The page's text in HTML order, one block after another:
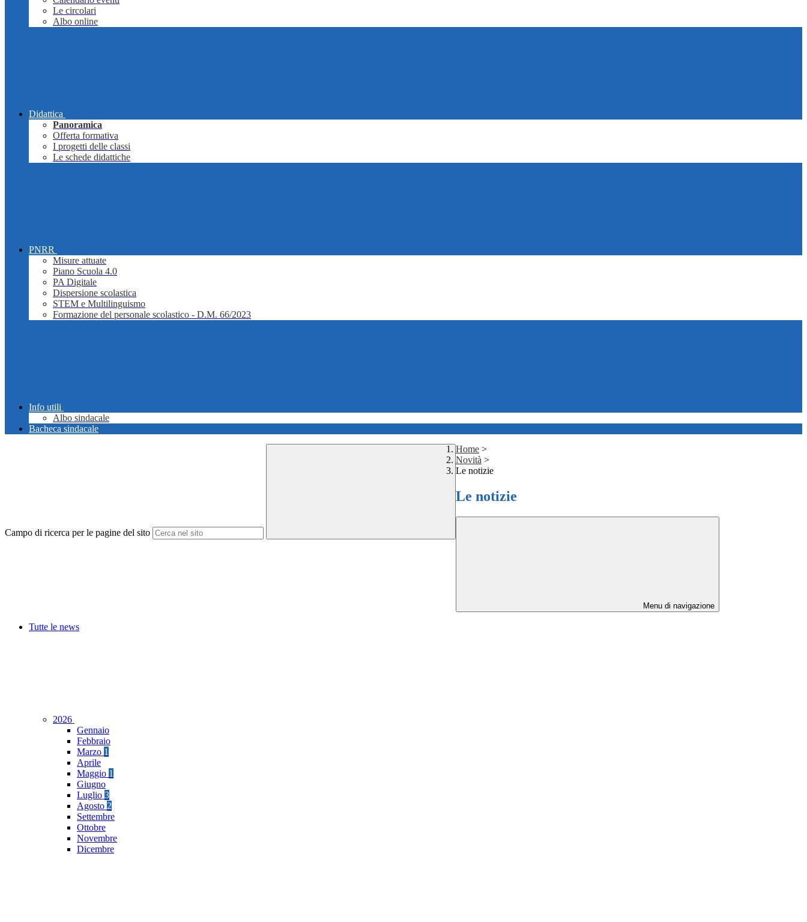
Le circolari
Albo online
Didattica
Panoramica
Offerta formativa
I progetti delle classi
Le schede didattiche
PNRR
Misure attuate
Piano Scuola 4.0
PA Digitale
Dispersione scolastica
STEM e Multilinguismo
Formazione del personale scolastico - D.M. 66/2023
Info utili
Albo sindacale
Bacheca sindacale
Campo di ricerca per le pagine del sito
Home >
Novità >
Le notizie
Le notizie
Menu di navigazione
Tutte le news
2026
Gennaio
Febbraio
Marzo 1
Aprile
Maggio 1
Giugno
Luglio 3
Agosto 2
Settembre
Ottobre
Novembre
Dicembre